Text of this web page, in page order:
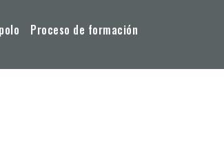
Proceso de formación